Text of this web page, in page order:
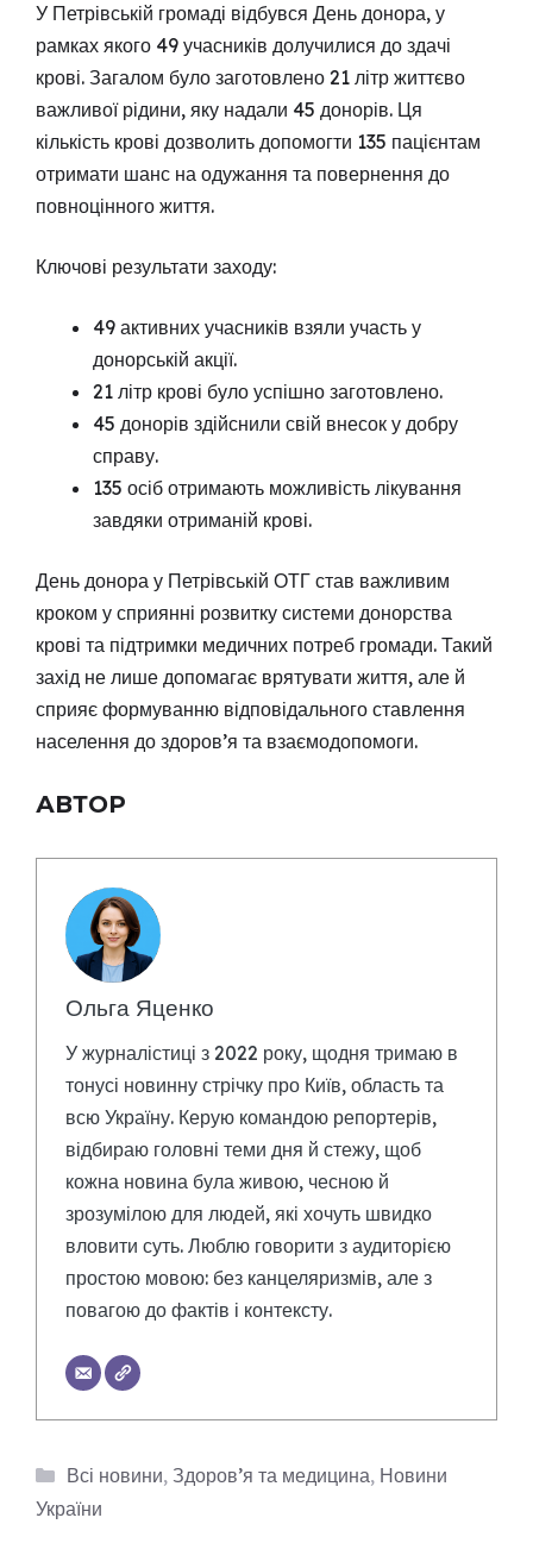
У Петрівській громаді відбувся День донора, у
рамках якого 49 учасників долучилися до здачі
крові. Загалом було заготовлено 21 літр життєво
важливої рідини, яку надали 45 донорів. Ця
кількість крові дозволить допомогти 135 пацієнтам
отримати шанс на одужання та повернення до
повноцінного життя.
Ключові результати заходу:
49 активних учасників взяли участь у
донорській акції.
21 літр крові було успішно заготовлено.
45 донорів здійснили свій внесок у добру
справу.
135 осіб отримають можливість лікування
завдяки отриманій крові.
День донора у Петрівській ОТГ став важливим
кроком у сприянні розвитку системи донорства
крові та підтримки медичних потреб громади. Такий
захід не лише допомагає врятувати життя, але й
сприяє формуванню відповідального ставлення
населення до здоров’я та взаємодопомоги.
АВТОР
Ольга Яценко
У журналістиці з 2022 року, щодня тримаю в
тонусі новинну стрічку про Київ, область та
всю Україну. Керую командою репортерів,
відбираю головні теми дня й стежу, щоб
кожна новина була живою, чесною й
зрозумілою для людей, які хочуть швидко
вловити суть. Люблю говорити з аудиторією
простою мовою: без канцеляризмів, але з
повагою до фактів і контексту.
Категорії
Всі новини, Здоров’я та медицина, Новини
України